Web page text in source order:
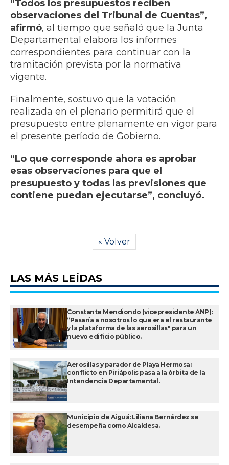
“Todos los presupuestos reciben
observaciones del Tribunal de Cuentas”,
afirmó, al tiempo que señaló que la Junta
Departamental elabora los informes
correspondientes para continuar con la
tramitación prevista por la normativa
vigente.
Finalmente, sostuvo que la votación
realizada en el plenario permitirá que el
presupuesto entre plenamente en vigor para
el presente período de Gobierno.
“Lo que corresponde ahora es aprobar
esas observaciones para que el
presupuesto y todas las previsiones que
contiene puedan ejecutarse”, concluyó.
« Volver
LAS MÁS LEÍDAS
Constante Mendiondo (vicepresidente ANP):
“Pasaría a nosotros lo que era el restaurante
y la plataforma de las aerosillas" para un
nuevo edificio público.
Aerosillas y parador de Playa Hermosa:
conflicto en Piriápolis pasa a la órbita de la
Intendencia Departamental.
Municipio de Aiguá: Liliana Bernárdez se
desempeña como Alcaldesa.